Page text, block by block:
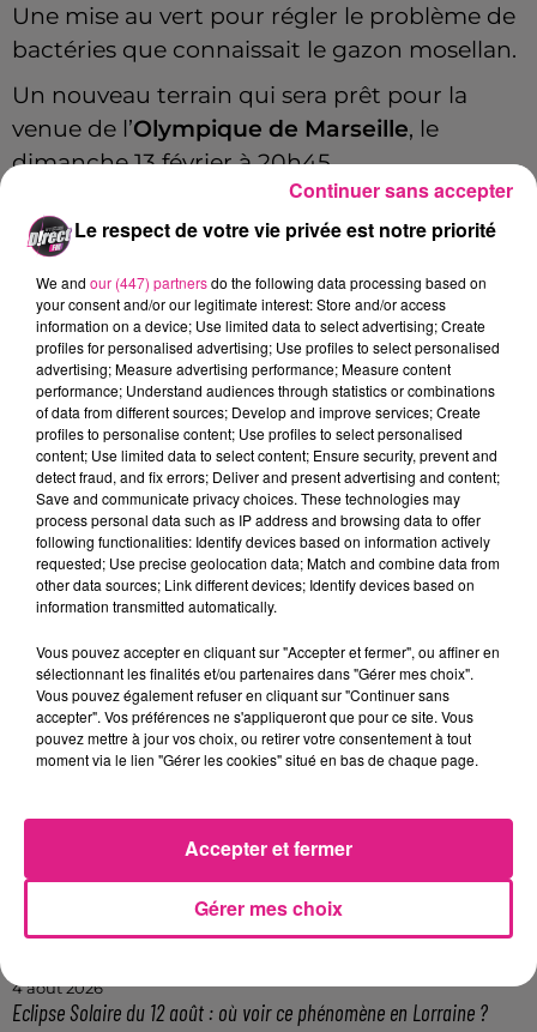
Une mise au vert pour régler le problème de
bactéries que connaissait le gazon mosellan.
Un nouveau terrain qui sera prêt pour la
venue de l’Olympique de Marseille, le
dimanche 13 février à 20h45.
La nouvelle pelouse est en cours d'installation
Crédit :D!RECT_FM
FIL ACTUS
7 août 2026
Lorraine : une journée pas comme les autres au Parc animalier de...
6 août 2026
5 août 2026
Casting de Woof : l'Euro-Métropole de Metz part à la recherche de...
4 août 2026
Officiel : Gauthier Hein quitte le FC Metz pour l'OGC Nice
4 août 2026
4 août 2026
Eclipse Solaire du 12 août : où voir ce phénomène en Lorraine ?
Le respect de votre vie privée est notre priorité
We and our (447) partnersdo the following data processing based on
your consent and/or our legitimate interest: Store and/or access
information on a device; Use limited data to select advertising; Create
profiles for personalised advertising; Use profiles to select personalised
advertising; Measure advertising performance; Measure content
performance; Understand audiences through statistics or combinations
of data from different sources; Develop and improve services; Create
profiles to personalise content; Use profiles to select personalised
content; Use limited data to select content; Ensure security, prevent and
detect fraud, and fix errors; Deliver and present advertising and content;
Save and communicate privacy choices. These technologies may
process personal data such as IP address and browsing data to offer
following functionalities: Identify devices based on information actively
requested; Use precise geolocation data; Match and combine data from
other data sources; Link different devices; Identify devices based on
information transmitted automatically.
Vous pouvez accepter en cliquant sur "Accepter et fermer", ou affiner en
sélectionnant les finalités et/ou partenaires dans "Gérer mes choix".
Vous pouvez également refuser en cliquant sur "Continuer sans
accepter". Vos préférences ne s'appliqueront que pour ce site. Vous
pouvez mettre à jour vos choix, ou retirer votre consentement à tout
moment via le lien "Gérer les cookies" situé en bas de chaque page.
Gérer mes choix
Accepter et fermer
Continuer sans accepter